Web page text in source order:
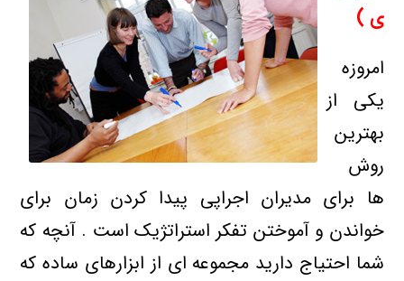
ی )
امروزه
یکی از
بهترین
روش
ها برای مدیران اجراپی پیدا کردن زمان برای
خواندن و آموختن تفکر استراتژیک است . آنچه که
شما احتیاج دارید مجموعه ای از ابزارهای ساده که